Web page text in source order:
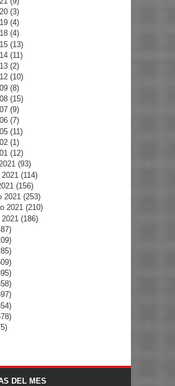
(3)
(4)
(4)
(13)
(11)
(2)
(10)
(8)
(15)
(9)
(7)
(11)
(1)
(12)
(93)
(114)
(156)
2021 (253)
2021 (210)
(186)
DEL MES